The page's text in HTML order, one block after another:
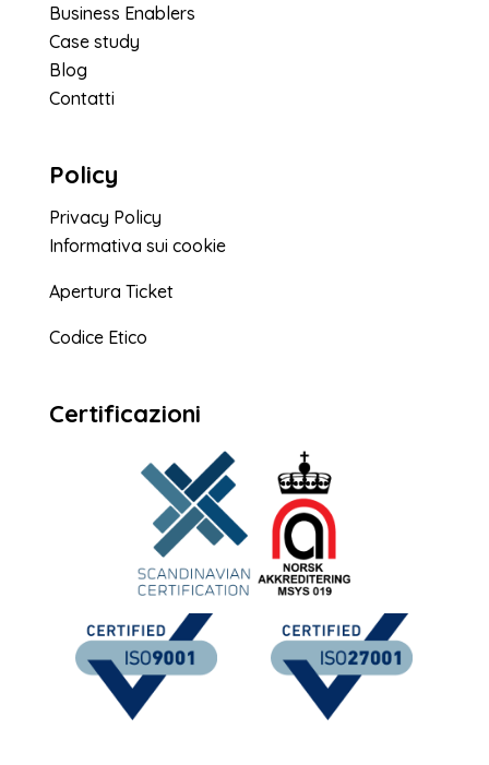
Business Enablers
Case study
Blog
Contatti
Policy
Privacy Policy
Informativa sui cookie
Apertura Ticket
Codice Etico
Certificazioni